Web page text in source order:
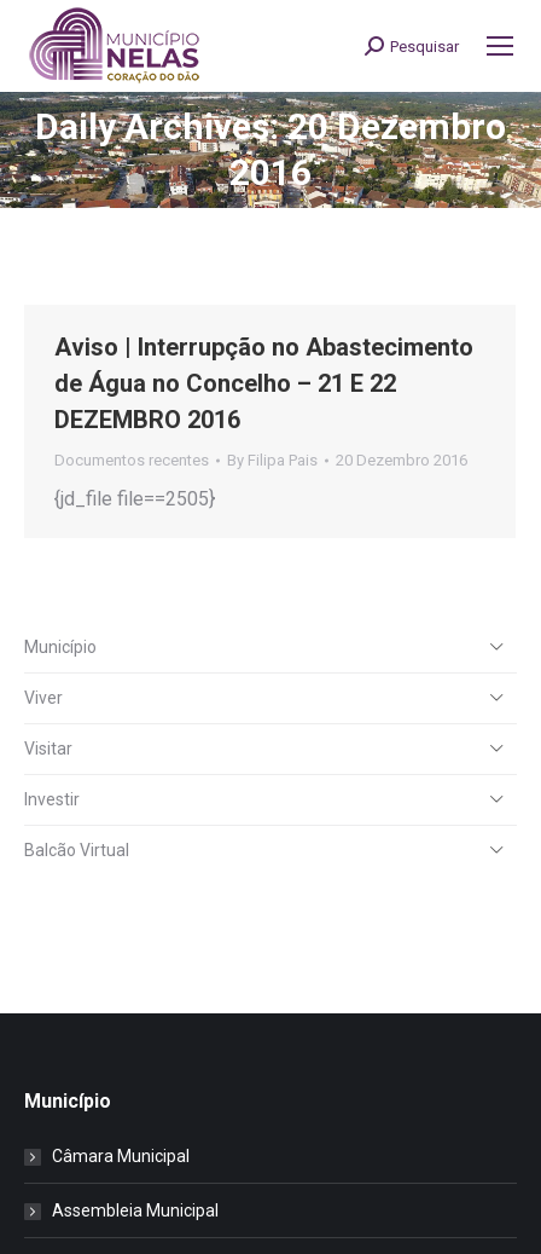
Search:
Pesquisar
Daily Archives: 20 Dezembro
2016
You are here:
Aviso | Interrupção no Abastecimento
de Água no Concelho – 21 E 22
DEZEMBRO 2016
Documentos recentes By Filipa Pais 20 Dezembro 2016
{jd_file file==2505}
Município
Viver
Visitar
Investir
Balcão Virtual
Município
Câmara Municipal
Assembleia Municipal